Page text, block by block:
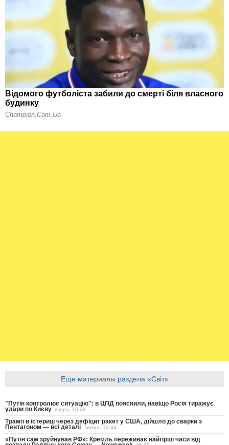
Еще материалы раздела «Світ»
"Путін контролює ситуацію": в ЦПД пояснили, навіщо Росія тиражує
удари по Києву вчера, 16:28
Трамп в істериці через дефіцит ракет у США, дійшло до сварки з
Пентагоном — всі деталі вчера, 12:44
«Путін сам зруйнував РФ»: Кремль переживає найгірші часи від